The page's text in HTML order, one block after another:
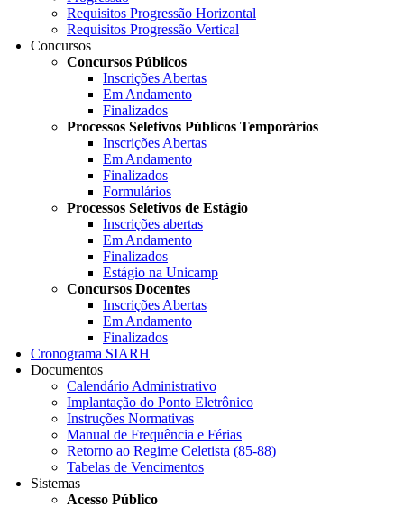
Requisitos Progressão Horizontal
Requisitos Progressão Vertical
Concursos
Concursos Públicos
Inscrições Abertas
Em Andamento
Finalizados
Processos Seletivos Públicos Temporários
Inscrições Abertas
Em Andamento
Finalizados
Formulários
Processos Seletivos de Estágio
Inscrições abertas
Em Andamento
Finalizados
Estágio na Unicamp
Concursos Docentes
Inscrições Abertas
Em Andamento
Finalizados
Cronograma SIARH
Documentos
Calendário Administrativo
Implantação do Ponto Eletrônico
Instruções Normativas
Manual de Frequência e Férias
Retorno ao Regime Celetista (85-88)
Tabelas de Vencimentos
Sistemas
Acesso Público